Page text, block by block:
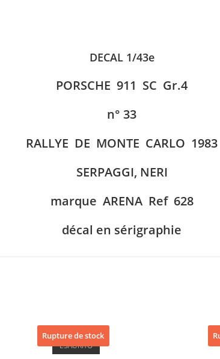
DECAL 1/43e
PORSCHE 911 SC Gr.4
n° 33
RALLYE DE MONTE CARLO 1983
SERPAGGI, NERI
marque ARENA Ref 628
décal en sérigraphie
Rupture de stock
ESAURITO